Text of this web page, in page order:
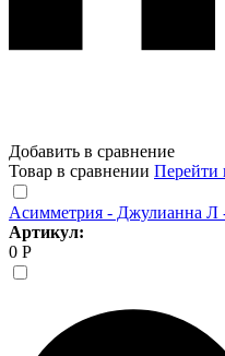
Добавить в сравнение
Товар в сравнении Перейти
Асимметрия - Джулианна Л
Артикул:
0 Р